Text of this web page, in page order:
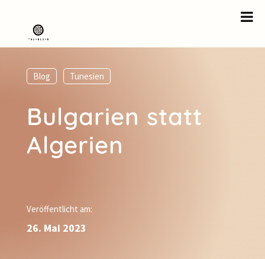
Blog Tunesien
Bulgarien statt
Algerien
Veröffentlicht am:
26. Mai 2023